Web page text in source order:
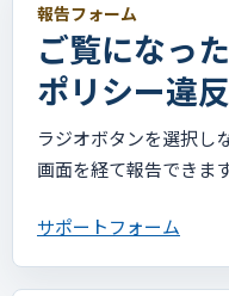
報告フォーム
ご覧になっ
ポリシー違
ラジオボタンを選択し
画面を経て報告できます
サポートフォーム